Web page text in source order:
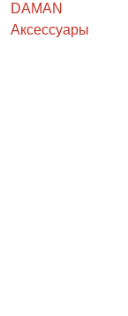
DAMAN
Аксессуары